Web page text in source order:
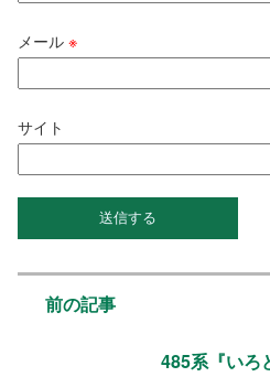
メール※
サイト
前の記事
485系『いろ